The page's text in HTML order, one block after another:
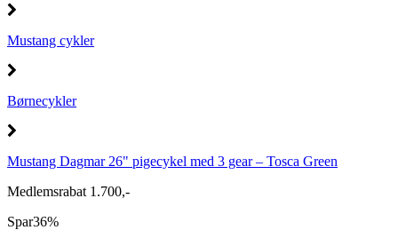
Mustang cykler
Børnecykler
Mustang Dagmar 26" pigecykel med 3 gear – Tosca Green
Medlemsrabat 1.700,-
Spar36%